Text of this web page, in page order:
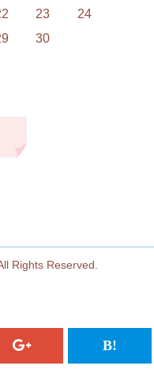
23
24
30
Rights Reserved.